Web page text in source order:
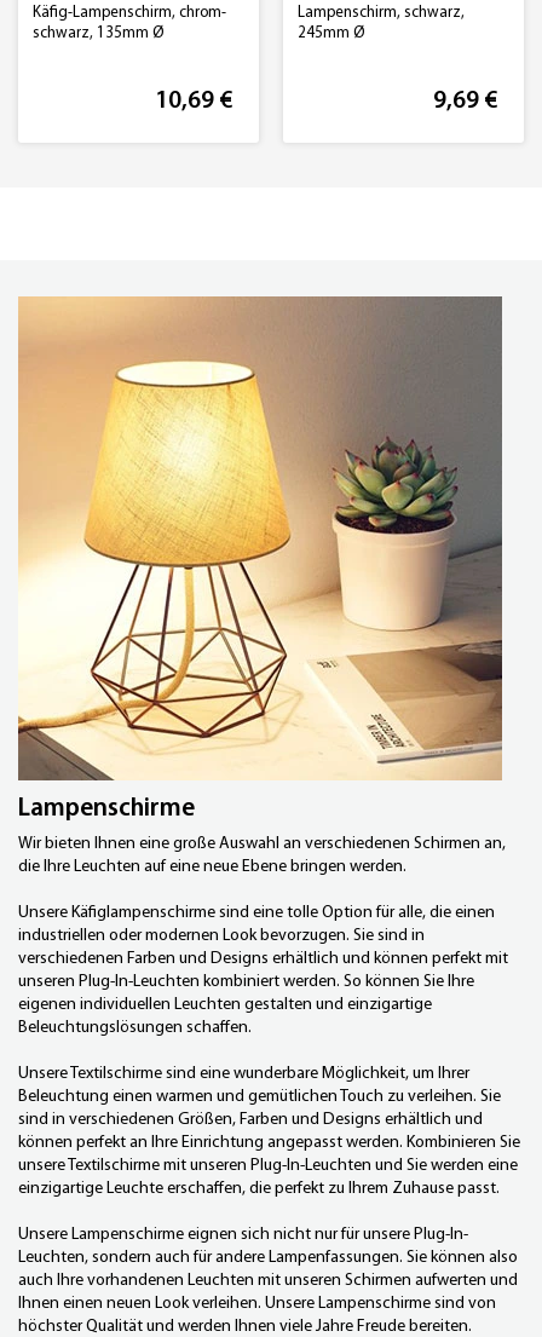
Käfig-Lampenschirm, chrom-
schwarz, 135mm Ø
10,69 €
Lampenschirm, schwarz,
245mm Ø
9,69 €
Lampenschirme
Wir bieten Ihnen eine große Auswahl an verschiedenen Schirmen an,
die Ihre Leuchten auf eine neue Ebene bringen werden.
Unsere Käfiglampenschirme sind eine tolle Option für alle, die einen
industriellen oder modernen Look bevorzugen. Sie sind in
verschiedenen Farben und Designs erhältlich und können perfekt mit
unseren Plug-In-Leuchten kombiniert werden. So können Sie Ihre
eigenen individuellen Leuchten gestalten und einzigartige
Beleuchtungslösungen schaffen.
Unsere Textilschirme sind eine wunderbare Möglichkeit, um Ihrer
Beleuchtung einen warmen und gemütlichen Touch zu verleihen. Sie
sind in verschiedenen Größen, Farben und Designs erhältlich und
können perfekt an Ihre Einrichtung angepasst werden. Kombinieren Sie
unsere Textilschirme mit unseren Plug-In-Leuchten und Sie werden eine
einzigartige Leuchte erschaffen, die perfekt zu Ihrem Zuhause passt.
Unsere Lampenschirme eignen sich nicht nur für unsere Plug-In-
Leuchten, sondern auch für andere Lampenfassungen. Sie können also
auch Ihre vorhandenen Leuchten mit unseren Schirmen aufwerten und
Ihnen einen neuen Look verleihen. Unsere Lampenschirme sind von
höchster Qualität und werden Ihnen viele Jahre Freude bereiten.